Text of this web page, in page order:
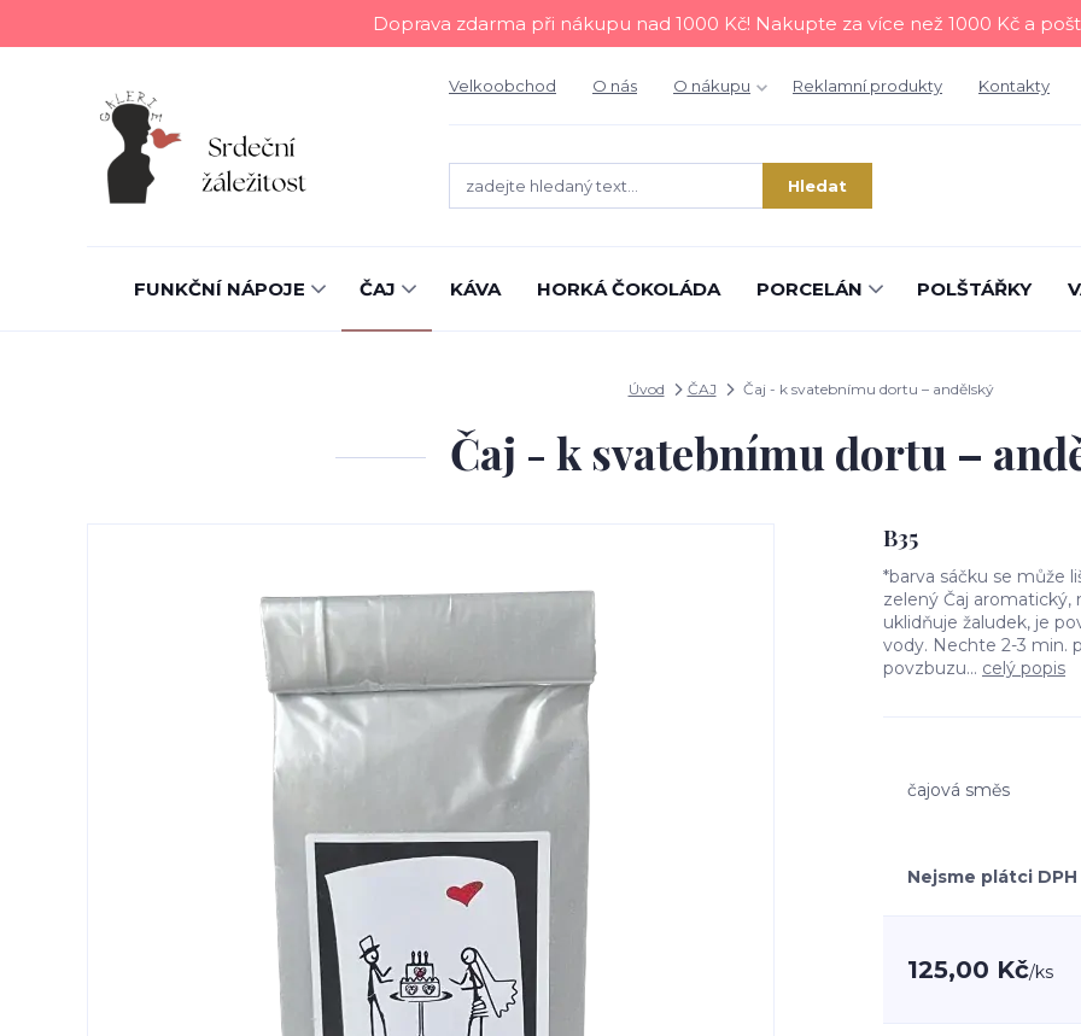
Doprava zdarma při nákupu nad 1000 Kč! Nakupte za více než 1000 Kč a
Velkoobchod O nás O nákupu Reklamní produkty Kontakty
Hledat
FUNKČNÍ NÁPOJE ČAJ KÁVA HORKÁ ČOKOLÁDA PORCELÁN POLŠTÁŘKY
Úvod ČAJ Čaj - k svatebnímu dortu – andělský
Čaj - k svatebnímu dortu –
B35
*barva sáčku se může
zelený Čaj
uklidňuje žaludek, je
vody. Nechte 2-3 min.
povzbuzu... celý popis
čajová směs
Nejsme plátci DPH
125,00 Kč/ks